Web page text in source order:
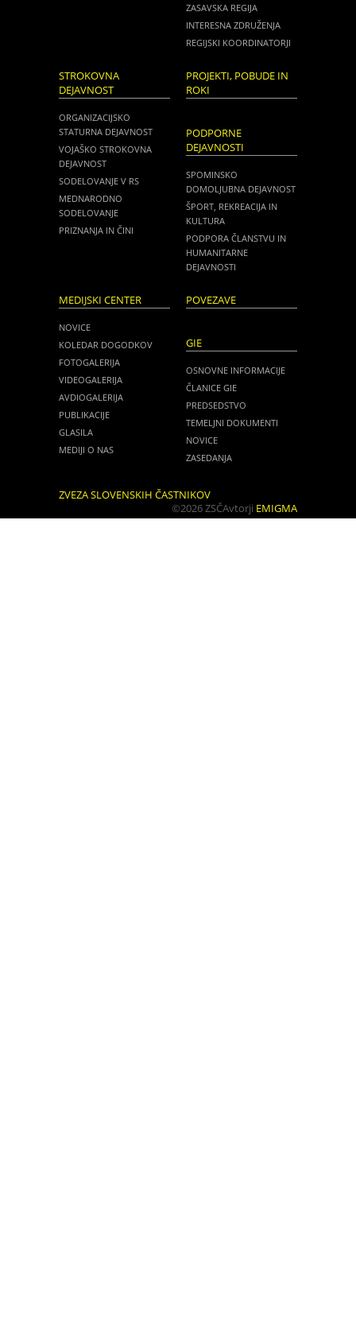
ZASAVSKA REGIJA
INTERESNA ZDRUŽENJA
REGIJSKI KOORDINATORJI
STROKOVNA
DEJAVNOST
ORGANIZACIJSKO
STATURNA DEJAVNOST
VOJAŠKO STROKOVNA
DEJAVNOST
SODELOVANJE V RS
MEDNARODNO
SODELOVANJE
PRIZNANJA IN ČINI
PROJEKTI, POBUDE IN
ROKI
PODPORNE
DEJAVNOSTI
SPOMINSKO
DOMOLJUBNA DEJAVNOST
ŠPORT, REKREACIJA IN
KULTURA
PODPORA ČLANSTVU IN
HUMANITARNE
DEJAVNOSTI
MEDIJSKI CENTER
NOVICE
KOLEDAR DOGODKOV
FOTOGALERIJA
VIDEOGALERIJA
AVDIOGALERIJA
PUBLIKACIJE
GLASILA
MEDIJI O NAS
POVEZAVE
GIE
OSNOVNE INFORMACIJE
ČLANICE GIE
PREDSEDSTVO
TEMELJNI DOKUMENTI
NOVICE
ZASEDANJA
ZVEZA SLOVENSKIH ČASTNIKOV
©2026 ZSČAvtorji EMIGMA